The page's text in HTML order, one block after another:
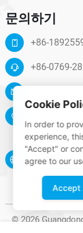
문의하기
+86-
+86-0769-
District,
© 2026
Cookie
In order to
experience,
"Accept" or
agree to our
Accept